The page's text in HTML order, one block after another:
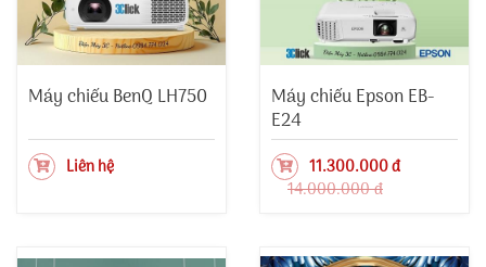
Máy chiếu BenQ LH750
Liên hệ
Máy chiếu Epson EB-
E24
11.300.000 đ
14.000.000 đ